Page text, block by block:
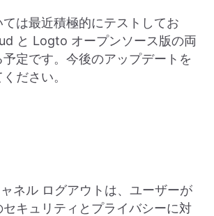
は最近積極的にテストしてお
と Logto オープンソース版の両
定です。今後のアップデートを
ださい。
ネル ログアウトは、ユーザーが
キュリティとプライバシーに対